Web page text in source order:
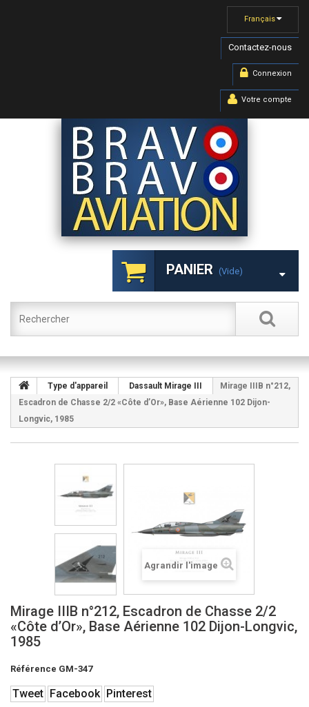
Français
Contactez-nous
Connexion
Votre compte
PANIER (vide)
Type d'appareil Dassault Mirage III
Mirage IIIB n°212,
Escadron de Chasse 2/2 «Côte d’Or», Base Aérienne 102 Dijon-
Longvic, 1985
Agrandir l'image
Mirage IIIB n°212, Escadron de Chasse 2/2
«Côte d’Or», Base Aérienne 102 Dijon-Longvic,
1985
Référence GM-347
Tweet Facebook Pinterest